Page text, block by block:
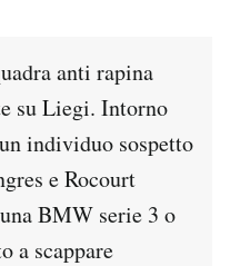
anti rapina
su Liegi. Intorno
individuo sospetto
e Rocourt
BMW serie 3 o
a scappare